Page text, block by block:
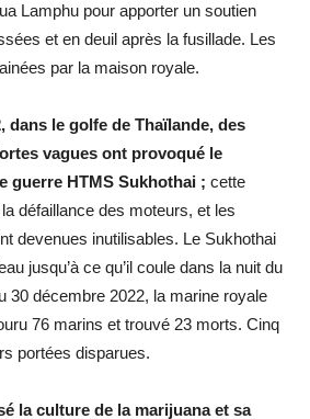
Lamphu pour apporter un soutien
et en deuil après la fusillade. Les
par la maison royale.
dans le golfe de Thaïlande, des
vagues ont provoqué le
guerre HTMS Sukhothai ; cette
défaillance des moteurs, et les
devenues inutilisables. Le Sukhothai
jusqu’à ce qu’il coule dans la nuit du
30 décembre 2022, la marine royale
76 marins et trouvé 23 morts. Cinq
portées disparues.
la culture de la marijuana et sa